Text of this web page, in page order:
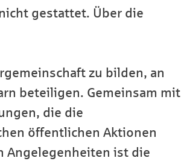
gestattet. Über die
zu bilden, an
beteiligen. Gemeinsam mit
die die
öffentlichen Aktionen
Angelegenheiten ist die